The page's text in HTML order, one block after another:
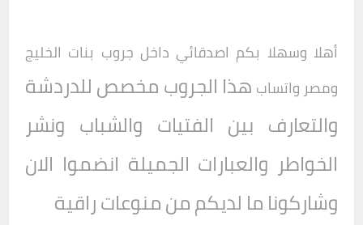
أهلا وسهلا بكم اصدقائي داخل جروب بنات الخليج
ومصر واتساب هذا الجروب مخصص للدردشة
والتعارف بين الفتيات والشباب ونشر
الخواطر والعبارات الجميلة انضموا الان
وشاركونا ما لديكم من منوعات راقية